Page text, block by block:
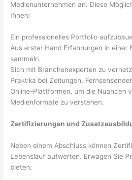
Medienunternehmen an. Diese
Ihnen:
Ein professionelles Portfolio
Aus erster Hand Erfahrungen in einer
sammeln.
Sich mit Branchenexperten zu
Praktika bei Zeitungen,
Online-Plattformen, um die Nuancen
Medienformate zu verstehen.
Zertifizierungen und
Neben einem Abschluss können
Lebenslauf aufwerten. Erwägen Sie
bieten: